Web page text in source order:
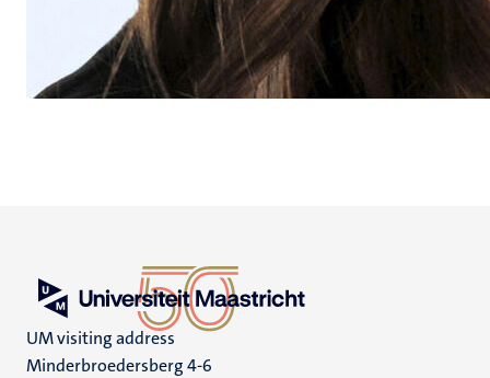
UM visiting address
Minderbroedersberg 4-6